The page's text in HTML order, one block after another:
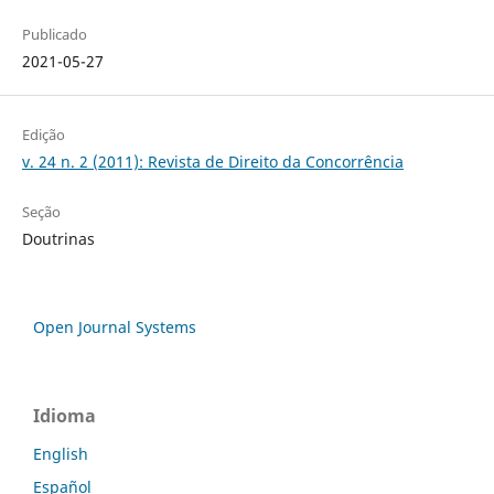
Publicado
2021-05-27
Edição
v. 24 n. 2 (2011): Revista de Direito da Concorrência
Seção
Doutrinas
Open Journal Systems
Idioma
English
Español